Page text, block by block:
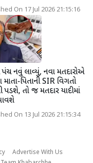
On 17 Jul 2026 21:15:16
નવું લાવ્યું, નવા મતદારોએ
માતા-પિતાની SIR વિગતો
તો જ મતદાર યાદીમાં
On 13 Jul 2026 21:15:34
Advertise With Us